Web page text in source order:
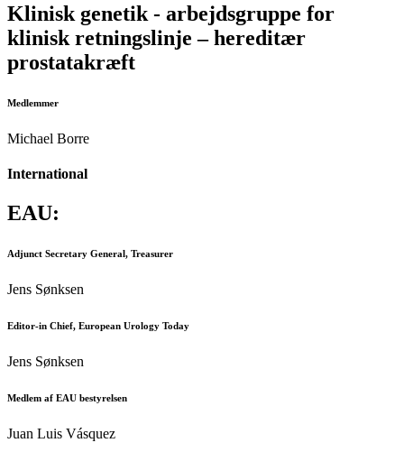
Klinisk genetik - arbejdsgruppe for
klinisk retningslinje – hereditær
prostatakræft
Medlemmer
Michael Borre
International
EAU:
Adjunct Secretary General, Treasurer
Jens Sønksen
Editor-in Chief, European Urology Today
Jens Sønksen
Medlem af EAU bestyrelsen
Juan Luis Vásquez